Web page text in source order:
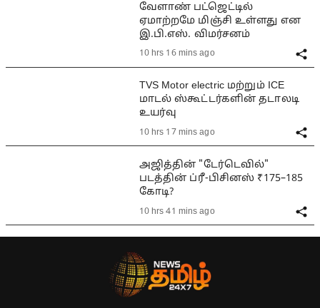
வேளாண் பட்ஜெட்டில்
ஏமாற்றமே மிஞ்சி உள்ளது என
இ.பி.எஸ். விமர்சனம்
10 hrs 16 mins ago
TVS Motor electric மற்றும் ICE
மாடல் ஸ்கூட்டர்களின் தடாலடி
உயர்வு
10 hrs 17 mins ago
அஜித்தின் "டேர்டெவில்"
படத்தின் ப்ரீ-பிசினஸ் ₹175–185
கோடி?
10 hrs 41 mins ago